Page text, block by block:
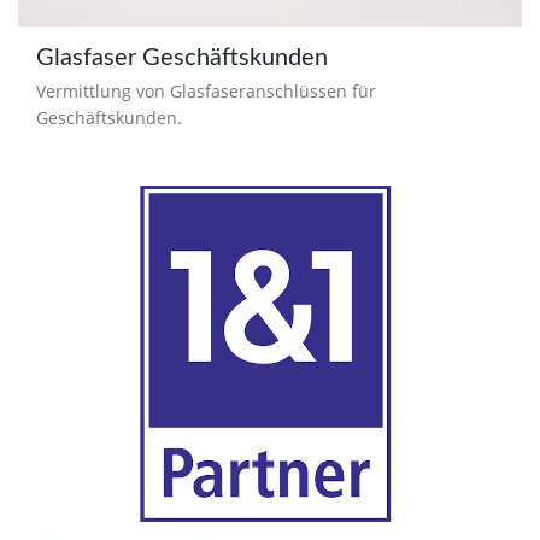
Glasfaser Geschäftskunden
Vermittlung von Glasfaseranschlüssen für
Geschäftskunden.